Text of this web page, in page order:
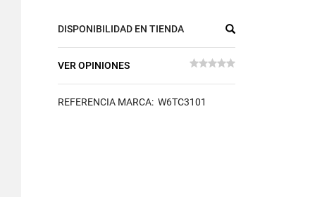
DISPONIBILIDAD EN TIENDA
VER OPINIONES
REFERENCIA MARCA: W6TC3101